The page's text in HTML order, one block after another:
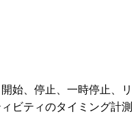
始、停止、一時停止、リ
ビティのタイミング計測